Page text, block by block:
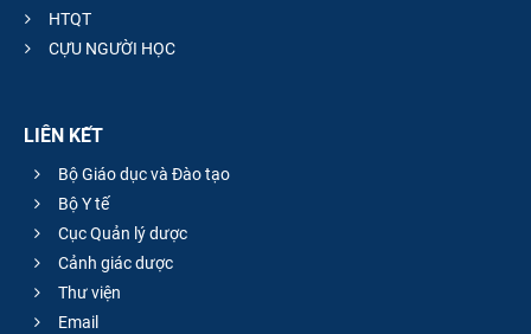
HTQT
CỰU NGƯỜI HỌC
LIÊN KẾT
Bộ Giáo dục và Đào tạo
Bộ Y tế
Cục Quản lý dược
Cảnh giác dược
Thư viện
Email